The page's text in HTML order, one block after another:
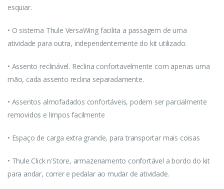
esquiar.
• O sistema Thule VersaWing facilita a passagem de uma
atividade para outra, independentemente do kit utilizado.
• Assento reclinável. Reclina confortavelmente com apenas uma
mão, cada assento reclina separadamente.
• Assentos almofadados confortáveis, podem ser parcialmente
removidos e limpos facilmente
• Espaço de carga extra grande, para transportar mais coisas
• Thule Click n'Store, armazenamento confortável a bordo do kit
para andar, correr e pedalar ao mudar de atividade.